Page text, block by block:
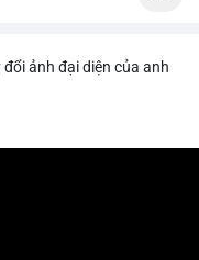
ảnh đại diện của anh